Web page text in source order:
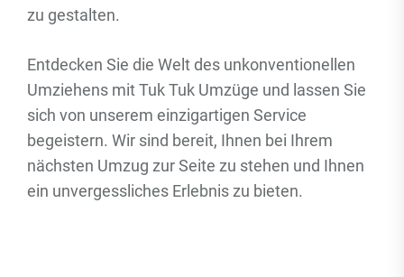
zu gestalten.
Entdecken Sie die Welt des unkonventionellen
Umziehens mit Tuk Tuk Umzüge und lassen Sie
sich von unserem einzigartigen Service
begeistern. Wir sind bereit, Ihnen bei Ihrem
nächsten Umzug zur Seite zu stehen und Ihnen
ein unvergessliches Erlebnis zu bieten.